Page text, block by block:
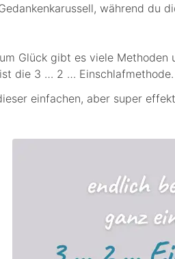
während du
Glück gibt es viele
die 3 … 2 … Einschlafmethode.
einfachen, aber super